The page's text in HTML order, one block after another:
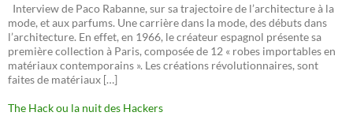
Interview de Paco Rabanne, sur sa trajectoire de l’architecture à la
mode, et aux parfums. Une carrière dans la mode, des débuts dans
l’architecture. En effet, en 1966, le créateur espagnol présente sa
première collection à Paris, composée de 12 « robes importables en
matériaux contemporains ». Les créations révolutionnaires, sont
faites de matériaux […]
The Hack ou la nuit des Hackers